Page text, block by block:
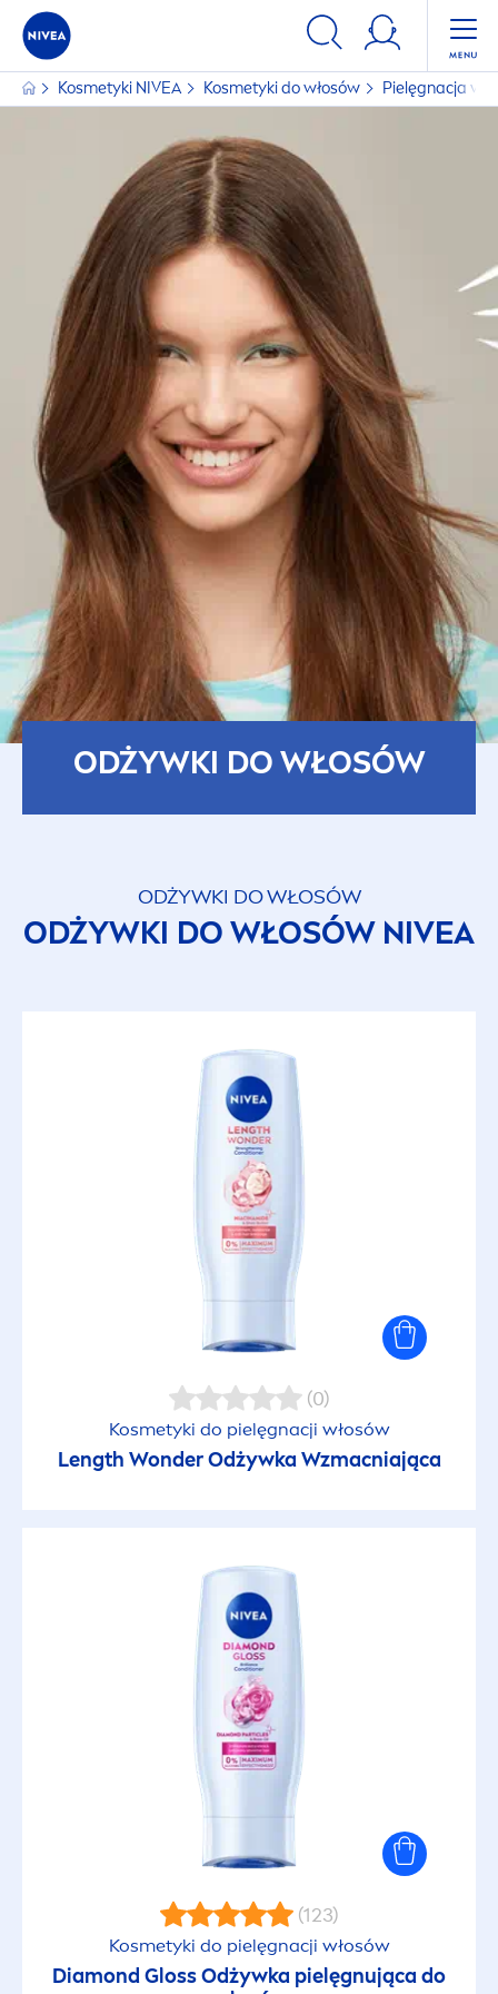
Kosmetyki NIVEA Kosmetyki do włosów Pielęgnacja
ODŻYWKI DO WŁOSÓW
ODŻYWKI DO WŁOSÓW
ODŻYWKI DO WŁOSÓW NIVEA
(0)
Kosmetyki do pielęgnacji włosów
Length Wonder Odżywka Wzmacniająca
(123)
Kosmetyki do pielęgnacji włosów
Diamond Gloss Odżywka pielęgnująca do